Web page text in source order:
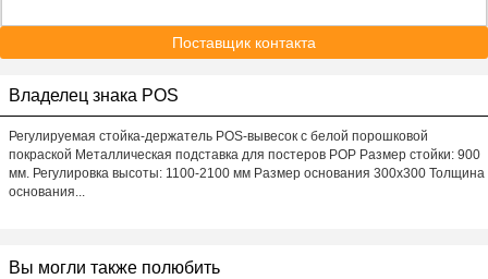
Поставщик контакта
Владелец знака POS
Регулируемая стойка-держатель POS-вывесок с белой порошковой
покраской Металлическая подставка для постеров POP Размер стойки: 900
мм. Регулировка высоты: 1100-2100 мм Размер основания 300x300 Толщина
основания...
Вы могли также полюбить